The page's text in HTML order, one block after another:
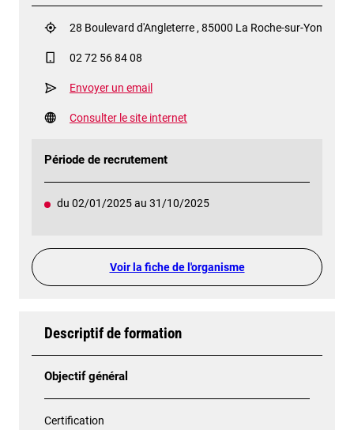
28 Boulevard d'Angleterre , 85000 La Roche-sur-Yon
02 72 56 84 08
Envoyer un email
Consulter le site internet
Période de recrutement
du 02/01/2025 au 31/10/2025
Voir la fiche de l'organisme
Descriptif de formation
Objectif général
Certification